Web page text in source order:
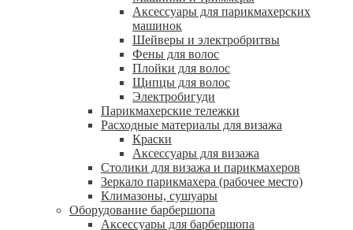
Аксессуары для парикмахерских
машинок
Шейверы и электробритвы
Фены для волос
Плойки для волос
Щипцы для волос
Электробигуди
Парикмахерские тележки
Расходные материалы для визажа
Краски
Аксессуары для визажа
Столики для визажа и парикмахеров
Зеркало парикмахера (рабочее место)
Климазоны, сушуары
Оборудование барбершопа
Аксессуары для барбершопа